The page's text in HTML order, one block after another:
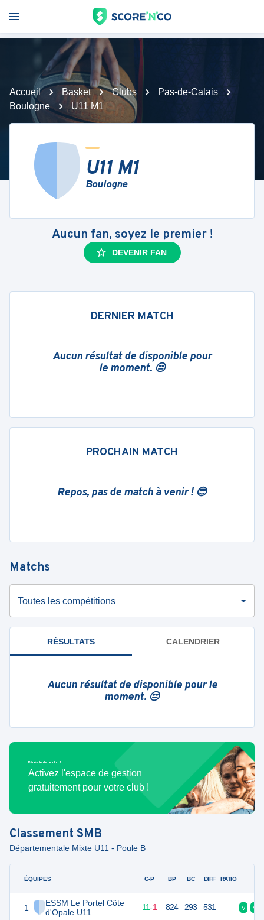
Accueil Basket Clubs
Pas-de-Calais
Boulogne
U11 M1
U11 M1
Boulogne
Aucun fan, soyez le premier !
DEVENIR FAN
DERNIER MATCH
Aucun résultat de disponible pour
le moment. 😔
PROCHAIN MATCH
Repos, pas de match à venir ! 😎
Matchs
Toutes les compétitions
RÉSULTATS CALENDRIER
Aucun résultat de disponible pour le
moment. 😔
Bénévole de ce club ?
Activez l'espace de gestion
gratuitement pour votre club !
Classement SMB
Départementale Mixte U11 - Poule B
ÉQUIPES
1
ESSM Le Portel Côte
d'Opale U11
G-P BP BC DIFF RATIO
46 12 11-1 824 293 531 V V